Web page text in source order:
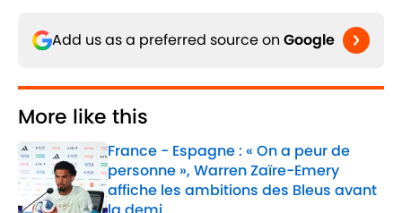
Add us as a preferred source on Google
More like this
France - Espagne : « On a peur de
personne », Warren Zaïre-Emery
affiche les ambitions des Bleus avant